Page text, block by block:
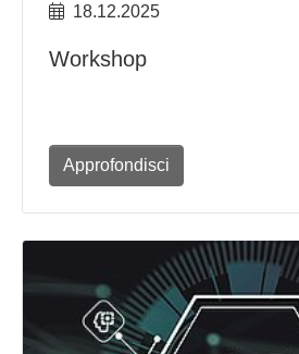
18.12.2025
Workshop
Approfondisci